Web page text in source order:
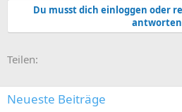
Du musst dich einloggen oder
Teilen:
Neueste Beiträge